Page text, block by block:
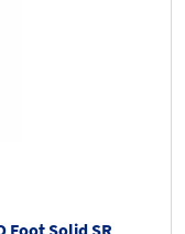
Foot Solid SR